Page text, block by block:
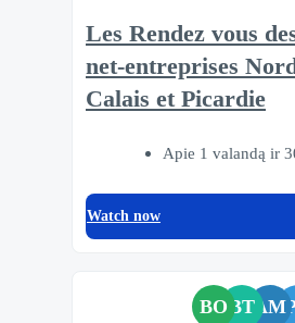
Les Rendez vous
net-entreprises
Calais et Picardie
Apie 1 valandą ir
Watch now
BO BTAM